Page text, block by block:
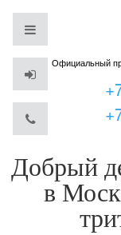
Официальный
Добрый
в